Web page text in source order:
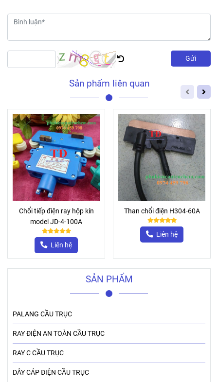
Gửi
Sản phẩm liên quan
Chổi tiếp điện ray hộp kín
model JD-4-100A
Liên hệ
Than chổi điện H304-60A
Liên hệ
SẢN PHẨM
PALANG CẦU TRỤC
RAY ĐIỆN AN TOÀN CẦU TRỤC
RAY C CẦU TRỤC
DÂY CÁP ĐIỆN CẦU TRỤC